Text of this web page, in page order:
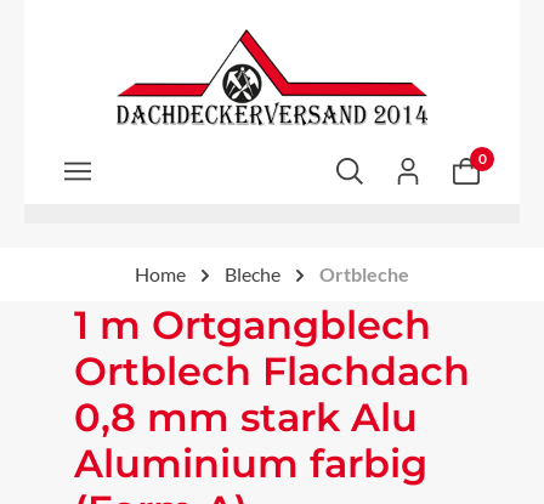
Zum Hauptinhalt springen
0
Home Bleche Ortbleche
1 m Ortgangblech
Ortblech Flachdach
0,8 mm stark Alu
Aluminium farbig